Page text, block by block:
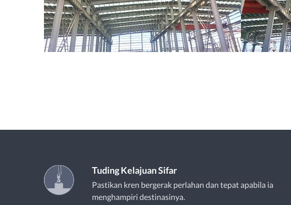
Tuding Kelajuan Sifar
Pastikan kren bergerak perlahan dan tepat apabila ia
menghampiri destinasinya.